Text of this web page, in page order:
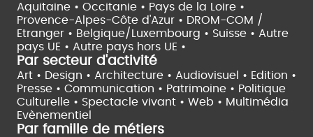
Aquitaine • Occitanie • Pays de la Loire •
Provence-Alpes-Côte d'Azur • DROM-COM /
Etranger • Belgique/Luxembourg • Suisse • Autre
pays UE • Autre pays hors UE •
Par secteur d'activité
Art • Design • Architecture • Audiovisuel • Edition •
Presse • Communication • Patrimoine • Politique
Culturelle • Spectacle vivant • Web • Multimédia
Evènementiel
Par famille de métiers